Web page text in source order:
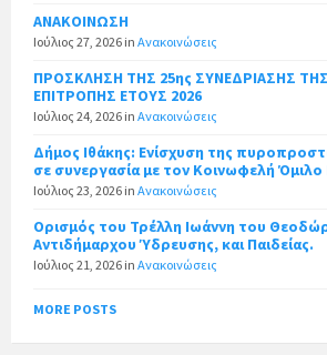
ΑΝΑΚΟΙΝΩΣΗ
Ιούλιος 27, 2026 in Ανακοινώσεις
ΠΡΟΣΚΛΗΣΗ ΤΗΣ 25ης ΣΥΝΕΔΡΙΑΣΗΣ
ΕΠΙΤΡΟΠΗΣ ΕΤΟΥΣ 2026
Ιούλιος 24, 2026 in Ανακοινώσεις
Δήμος Ιθάκης: Ενίσχυση της
σε συνεργασία με τον Κοινωφελή Όμιλο
Ιούλιος 23, 2026 in Ανακοινώσεις
Ορισμός του Τρέλλη Ιωάννη του
Αντιδήμαρχου Ύδρευσης, και Παιδείας.
Ιούλιος 21, 2026 in Ανακοινώσεις
MORE POSTS